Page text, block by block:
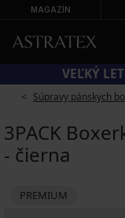
MAGAZÍN
KÓD
Súpravy pánskych
3PACK
- čierna
PREMIUM